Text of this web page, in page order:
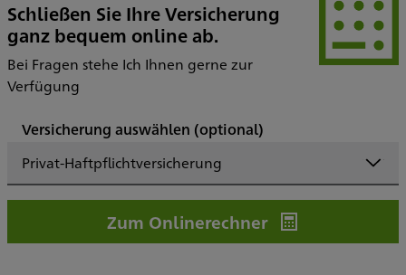
Schließen Sie Ihre Versicherung
ganz bequem online ab.
Bei Fragen stehe Ich Ihnen gerne zur
Verfügung
Versicherung auswählen (optional)
Privat-Haftpflichtversicherung
Zum Onlinerechner